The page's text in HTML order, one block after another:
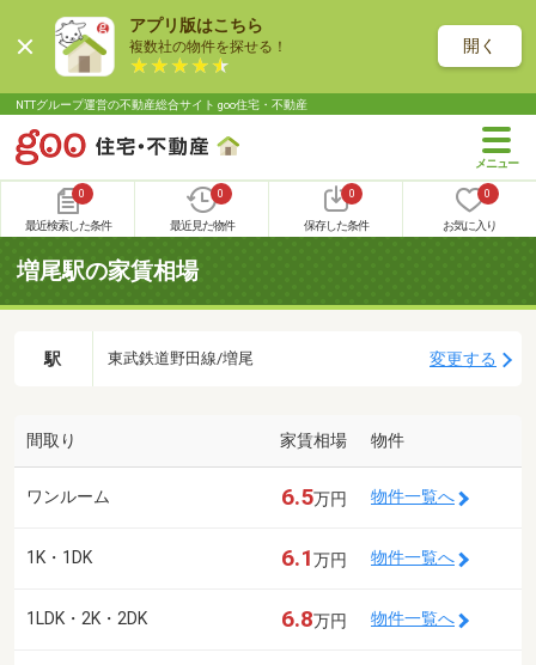
アプリ版はこちら
複数社の物件を探せる！ 開く
NTTグループ運営の不動産総合サイト goo住宅・不動産
0
最近検索した条件
0
最近見た物件
0
保存した条件
0
お気に入り
増尾駅の家賃相場
駅 東武鉄道野田線/増尾 変更する
間取り 家賃相場 物件
ワンルーム 6.5万円 物件一覧へ
1K・1DK 6.1万円 物件一覧へ
1LDK・2K・2DK 6.8万円 物件一覧へ